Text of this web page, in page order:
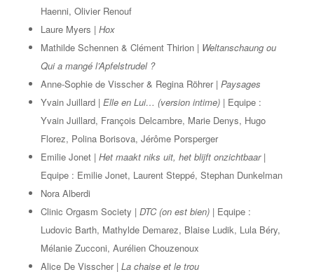
Haenni, Olivier Renouf
Laure Myers | Hox
Mathilde Schennen & Clément Thirion | Weltanschaung ou
Qui a mangé l’Apfelstrudel ?
Anne-Sophie de Visscher & Regina Röhrer | Paysages
Yvain Juillard | Elle en Lui… (version intime) | Equipe :
Yvain Juillard, François Delcambre, Marie Denys, Hugo
Florez, Polina Borisova, Jérôme Porsperger
Emilie Jonet | Het maakt niks uit, het blijft onzichtbaar |
Equipe : Emilie Jonet, Laurent Steppé, Stephan Dunkelman
Nora Alberdi
Clinic Orgasm Society | DTC (on est bien) | Equipe :
Ludovic Barth, Mathylde Demarez, Blaise Ludik, Lula Béry,
Mélanie Zucconi, Aurélien Chouzenoux
Alice De Visscher | La chaise et le trou